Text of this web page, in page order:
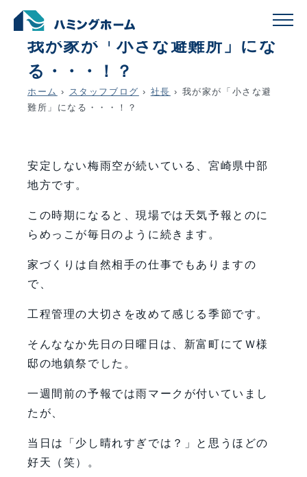
schedule
我が家が「小さな避難所」にな
る・・・！？
ホーム › スタッフブログ › 社長 › 我が家が「小さな避
難所」になる・・・！？
安定しない梅雨空が続いている、宮崎県中部
地方です。
この時期になると、現場では天気予報とのに
らめっこが毎日のように続きます。
家づくりは自然相手の仕事でもありますの
で、
工程管理の大切さを改めて感じる季節です。
そんななか先日の日曜日は、新富町にてＷ様
邸の地鎮祭でした。
一週間前の予報では雨マークが付いていまし
たが、
当日は「少し晴れすぎでは？」と思うほどの
好天（笑）。